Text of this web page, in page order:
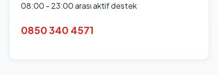
08:00 - 23:00 arası aktif destek
0850 340 4571